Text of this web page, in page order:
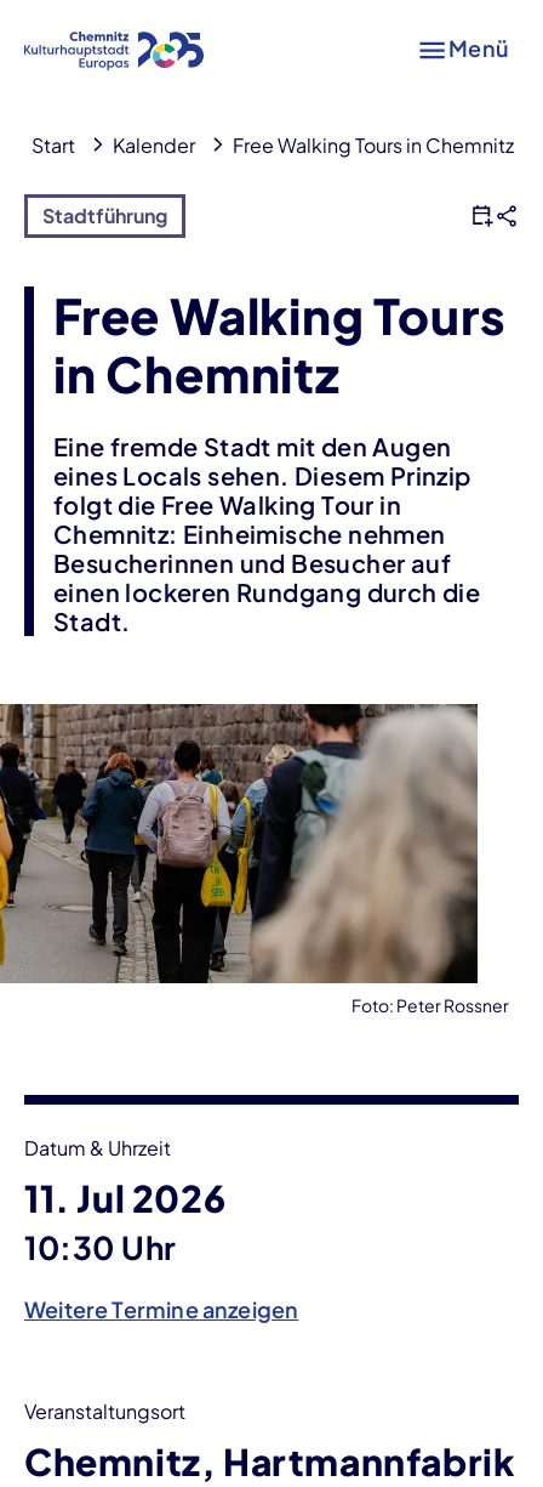
Menü
Start Kalender Free Walking Tours in Chemnitz
Stadtführung
Free Walking Tours
in Chemnitz
Eine fremde Stadt mit den Augen
eines Locals sehen. Diesem Prinzip
folgt die Free Walking Tour in
Chemnitz: Einheimische nehmen
Besucherinnen und Besucher auf
einen lockeren Rundgang durch die
Stadt.
Foto: Peter Rossner
Datum & Uhrzeit
11. Jul 2026
10:30 Uhr
Weitere Termine anzeigen
Veranstaltungsort
Chemnitz, Hartmannfabrik